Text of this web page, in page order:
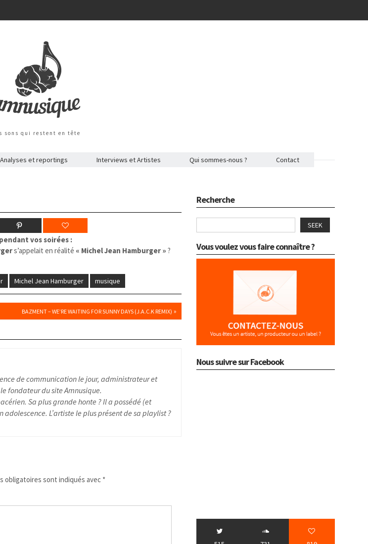
sons qui restent en tête
Analyses et reportings Interviews et Artistes Qui sommes-nous ? Contact
vos soirées :
s’appelait en réalité « Michel Jean Hamburger » ?
Michel Jean Hamburger musique
BAZMENT – WE’RE WAITING FOR SUNNY DAYS (J.A.C.K REMIX) »
de communication le jour, administrateur et
fondateur du site Amnusique.
Sa plus grande honte ? Il a possédé (et
adolescence. L’artiste le plus présent de sa playlist ?
obligatoires sont indiqués avec *
Recherche
SEEK
Vous voulez vous faire connaître ?
Nous suivre sur Facebook